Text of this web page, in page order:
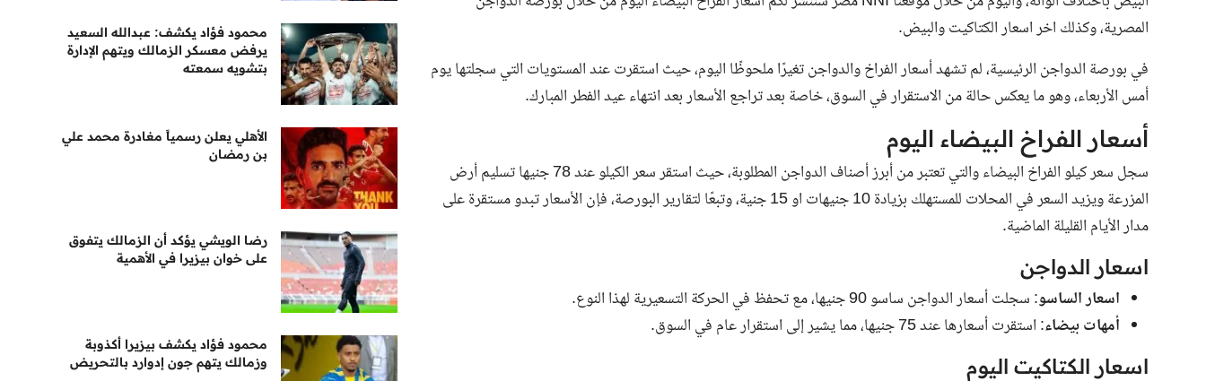
المصرية، وكذلك اخر اسعار الكتاكيت والبيض.
في بورصة الدواجن الرئيسية، لم تشهدأسعار الفراخ والدواجنتغيرًا ملحوظًا اليوم، حيث استقرت عند المستويات التي سجلتها يوم
أمس الأربعاء، وهو ما يعكس حالة من الاستقرار في السوق، خاصة بعد تراجع الأسعار بعد انتهاء عيد الفطر المبارك.
أسعار الفراخ البيضاء اليوم
سجل سعر كيلو الفراخ البيضاء والتي تعتبر من أبرز أصناف الدواجن المطلوبة، حيث استقر سعر الكيلو عند 78 جنيها تسليم أرض
المزرعة ويزيد السعر في المحلات للمستهلك بزيادة 10 جنيهات او 15 جنية، وتبعًا لتقارير البورصة، فإن الأسعار تبدو مستقرة على
مدار الأيام القليلة الماضية.
اسعار الدواجن
اسعار الساسو: سجلت أسعار الدواجن ساسو 90 جنيها، مع تحفظ في الحركة التسعيرية لهذا النوع.
أمهات بيضاء: استقرت أسعارها عند 75 جنيها، مما يشير إلى استقرار عام في السوق.
اسعار الكتاكيت اليوم
محمود فؤاد يكشف: عبدالله السعيد
يرفض معسكر الزمالك ويتهم الإدارة
بتشويه سمعته
الأهلي يعلن رسمياً مغادرة محمد علي
بن رمضان
رضا الويشي يؤكد أن الزمالك يتفوق
على خوان بيزيرا في الأهمية
محمود فؤاد يكشف بيزيرا أكذوبة
وزمالك يتهم جون إدوارد بالتحريض